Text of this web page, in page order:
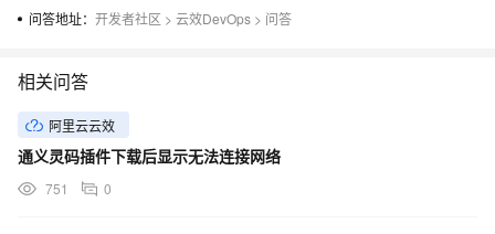
问答地址： 开发者社区 > 云效DevOps > 问答
相关问答
阿里云云效
通义灵码插件下载后显示无法连接网络
751 0